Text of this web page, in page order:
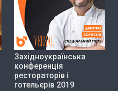
Західноукраїнська
конференція
рестораторів і
готельєрів 2019